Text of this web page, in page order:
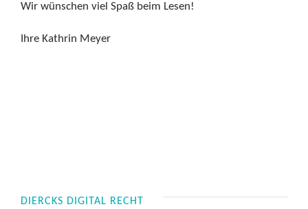
Wir wünschen viel Spaß beim Lesen!
Ihre Kathrin Meyer
DIERCKS DIGITAL RECHT